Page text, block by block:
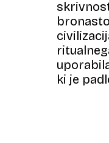
ki je